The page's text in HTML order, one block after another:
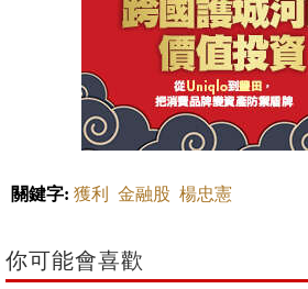
關鍵字: 獲利 金融股 楊忠憲
你可能會喜歡